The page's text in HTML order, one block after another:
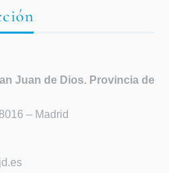
Juan de Dios. Provincia de
– Madrid